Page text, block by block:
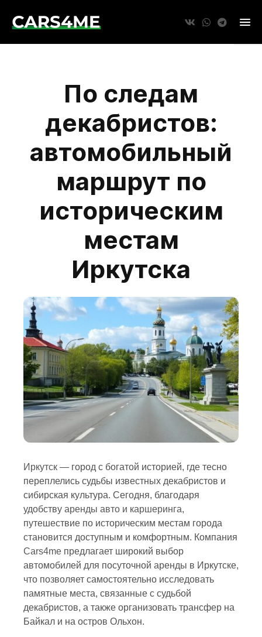
По следам
декабристов:
автомобильный
маршрут по
историческим
местам
Иркутска
Иркутск — город с богатой историей, где тесно
переплелись судьбы известных декабристов и
сибирская культура. Сегодня, благодаря
удобству аренды авто и каршеринга,
путешествие по историческим местам города
становится доступным и комфортным. Компания
Cars4me предлагает широкий выбор
автомобилей для посуточной аренды в Иркутске,
что позволяет самостоятельно исследовать
памятные места, связанные с судьбой
декабристов, а также организовать трансфер на
Байкал и на остров Ольхон.